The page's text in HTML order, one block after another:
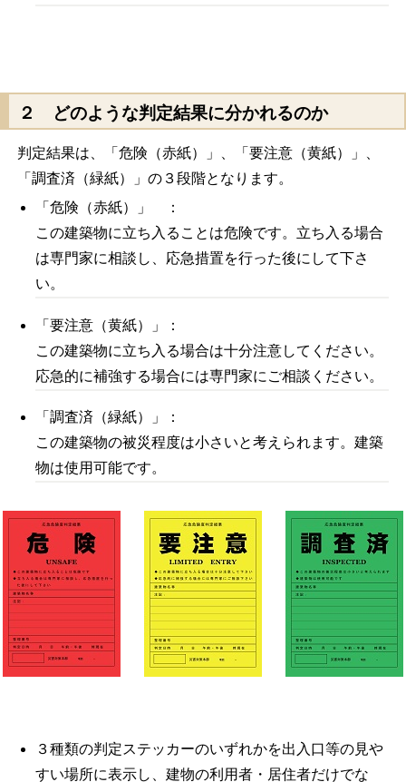
２ どのような判定結果に分かれるのか
判定結果は、「危険（赤紙）」、「要注意（黄紙）」、
「調査済（緑紙）」の３段階となります。
「危険（赤紙）」 ：
この建築物に立ち入ることは危険です。立ち入る場合
は専門家に相談し、応急措置を行った後にして下さ
い。
「要注意（黄紙）」：
この建築物に立ち入る場合は十分注意してください。
応急的に補強する場合には専門家にご相談ください。
「調査済（緑紙）」：
この建築物の被災程度は小さいと考えられます。建築
物は使用可能です。
３種類の判定ステッカーのいずれかを出入口等の見や
すい場所に表示し、建物の利用者・居住者だけでな